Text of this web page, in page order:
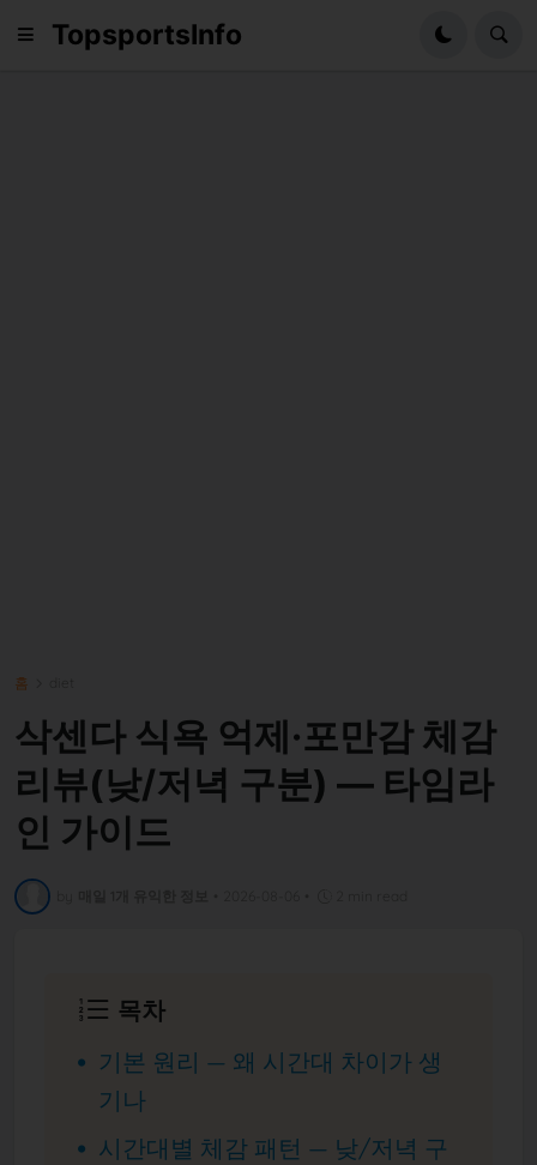
TopsportsInfo
홈
삭센다 식욕 억제·포만감 체감
리뷰(낮/저녁 구분) — 타임라
인 가이드
목차
기본 원리 — 왜 시간대 차이가 생
기나
시간대별 체감 패턴 — 낮/저녁 구